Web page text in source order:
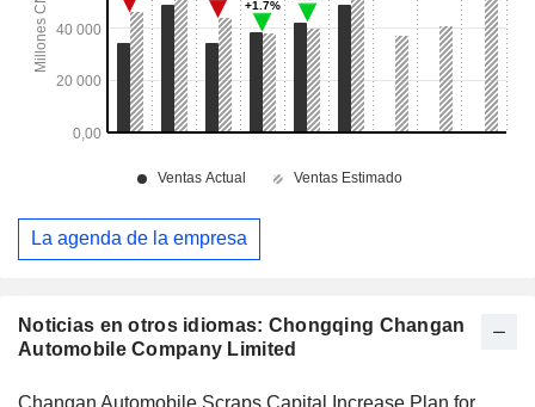
Noticias en otros idiomas: Chongqing Changan
Automobile Company Limited
Changan Automobile Scraps Capital Increase Plan for
La agenda de la empresa